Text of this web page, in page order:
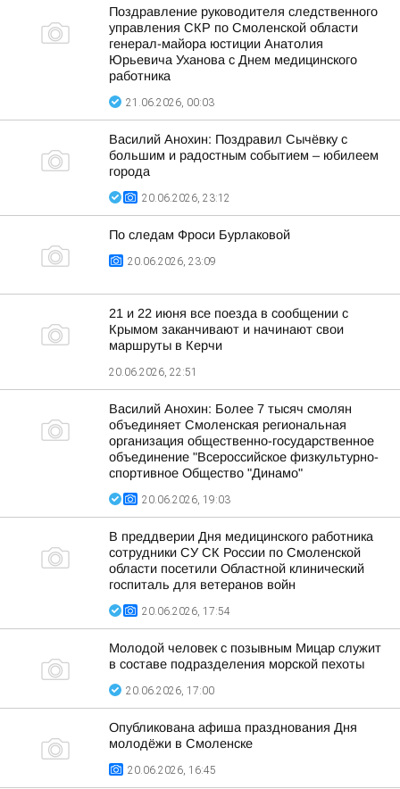
Поздравление руководителя следственного
управления СКР по Смоленской области
генерал-майора юстиции Анатолия
Юрьевича Уханова с Днем медицинского
работника
21.06.2026, 00:03
Василий Анохин: Поздравил Сычёвку с
большим и радостным событием – юбилеем
города
20.06.2026, 23:12
По следам Фроси Бурлаковой
20.06.2026, 23:09
21 и 22 июня все поезда в сообщении с
Крымом заканчивают и начинают свои
маршруты в Керчи
20.06.2026, 22:51
Василий Анохин: Более 7 тысяч смолян
объединяет Смоленская региональная
организация общественно-государственное
объединение "Всероссийское физкультурно-
спортивное Общество "Динамо"
20.06.2026, 19:03
В преддверии Дня медицинского работника
сотрудники СУ СК России по Смоленской
области посетили Областной клинический
госпиталь для ветеранов войн
20.06.2026, 17:54
Молодой человек с позывным Мицар служит
в составе подразделения морской пехоты
20.06.2026, 17:00
Опубликована афиша празднования Дня
молодёжи в Смоленске
20.06.2026, 16:45